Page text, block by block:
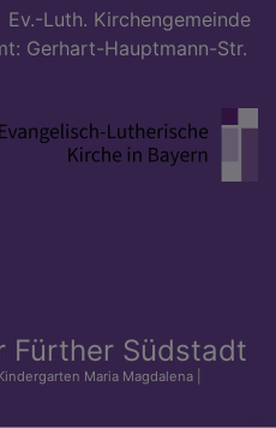
Ev.-Luth. Kirchengemeinde
Gerhart-Hauptmann-Str.
Fürther Südstadt
Maria Magdalena |